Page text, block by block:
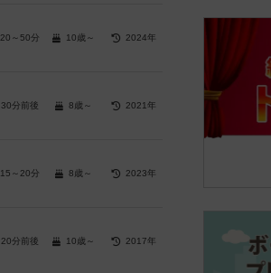
20～50分 10歳～ 2024年
30分前後 8歳～ 2021年
15～20分 8歳～ 2023年
20分前後 10歳～ 2017年